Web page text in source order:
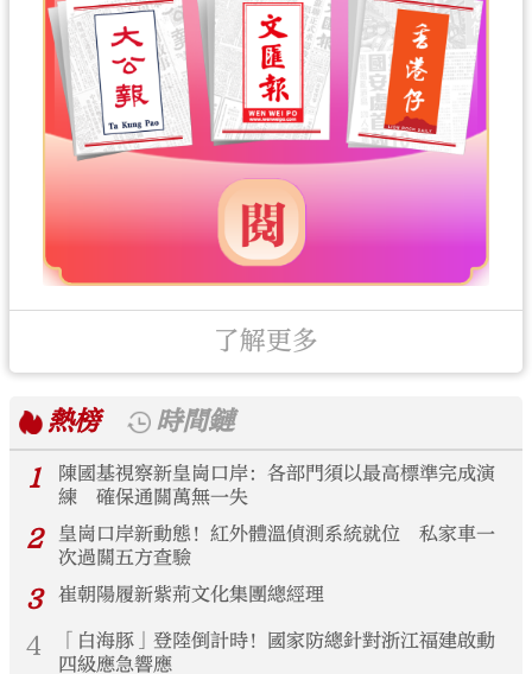
了解更多
熱榜
時間鏈
1
陳國基視察新皇崗口岸：各部門須以最高標準完成演
練 確保通關萬無一失
2
皇崗口岸新動態！紅外體溫偵測系統就位 私家車一
次過關五方查驗
3 崔朝陽履新紫荊文化集團總經理
4
「白海豚」登陸倒計時！國家防總針對浙江福建啟動
四級應急響應